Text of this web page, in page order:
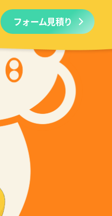
引越しゴミ回収 ゴミ屋敷
フォーム見積り